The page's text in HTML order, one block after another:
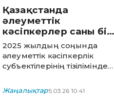
Қазақстанда
әлеуметтік
кәсіпкерлер саны бір
жылда екі есеге жуық
артты
2025 жылдың соңында
әлеуметтік кәсіпкерлік
субъектілерінің тізілімінде
Жаңалықтар5.03.26 10:41